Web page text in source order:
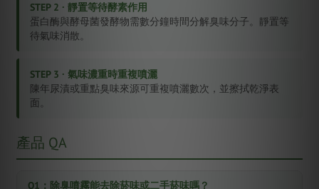
STEP 2 · 靜置等待酵素作用
蛋白酶與酵母菌發酵物需數分鐘時間分解臭味分子。靜置等
待氣味消散。
STEP 3 · 氣味濃重時重複噴灑
陳年尿漬或重點臭味來源可重複噴灑數次，並擦拭乾淨表
面。
產品 QA
Q1：除臭噴霧能去除菸味或二手菸味嗎？